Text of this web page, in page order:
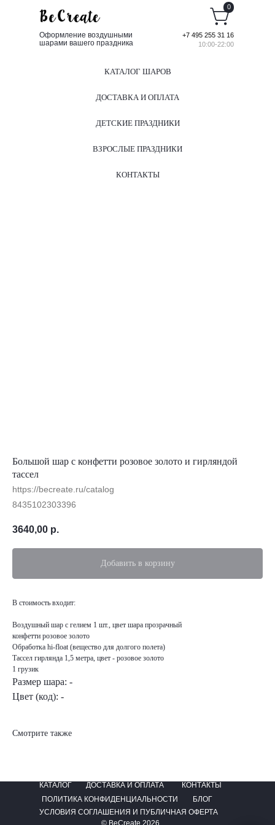
Оформление воздушными
шарами вашего праздника
+7 495 255 31 16
10:00-22:00
0
КАТАЛОГ ШАРОВ
ДОСТАВКА И ОПЛАТА
ДЕТСКИЕ ПРАЗДНИКИ
ВЗРОСЛЫЕ ПРАЗДНИКИ
КОНТАКТЫ
Большой шар с конфетти розовое золото и гирляндой
тассел
https://becreate.ru/catalog
8435102303396
3640,00 р.
Добавить в корзину
В стоимость входит:
Воздушный шар с гелием 1 шт., цвет шара прозрачный
конфетти розовое золото
Обработка hi-float (вещество для долгого полета)
Тассел гирлянда 1,5 метра, цвет - розовое золото
1 грузик
Размер шара: -
Цвет (код): -
Смотрите также
КАТАЛОГ ДОСТАВКА И ОПЛАТА
КОНТАКТЫ
ПОЛИТИКА КОНФИДЕНЦИАЛЬНОСТИ
БЛОГ
УСЛОВИЯ СОГЛАШЕНИЯ И ПУБЛИЧНАЯ ОФЕРТА